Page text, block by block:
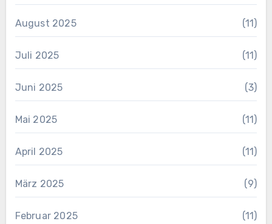
August 2025 (11)
Juli 2025 (11)
Juni 2025 (3)
Mai 2025 (11)
April 2025 (11)
März 2025 (9)
Februar 2025 (11)